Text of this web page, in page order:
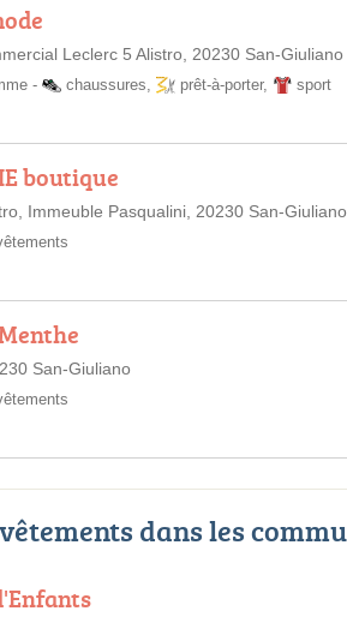
Leclerc 5 Alistro, 20230 San-Giuliano
- chaussures, prêt-à-porter, sport
boutique
Immeuble Pasqualini, 20230 San-Giuliano
San-Giuliano
dans les